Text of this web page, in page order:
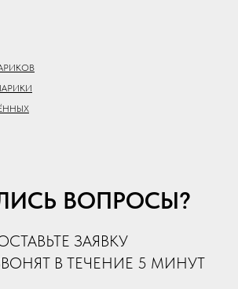
ВОПРОСЫ?
ЗАЯВКУ
В ТЕЧЕНИЕ 5 МИНУТ